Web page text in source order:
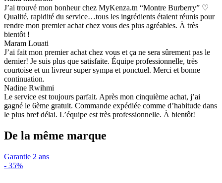
J’ai trouvé mon bonheur chez MyKenza.tn “Montre Burberry” ♡
Qualité, rapidité du service…tous les ingrédients étaient réunis pour
rendre mon premier achat chez vous des plus agréables. À très
bientôt !
Maram Louati
J’ai fait mon premier achat chez vous et ça ne sera sûrement pas le
dernier! Je suis plus que satisfaite. Équipe professionnelle, très
courtoise et un livreur super sympa et ponctuel. Merci et bonne
continuation.
Nadine Rwihmi
Le service est toujours parfait. Après mon cinquième achat, j’ai
gagné le 6ème gratuit. Commande expédiée comme d’habitude dans
le plus bref délai. L’équipe est très professionnelle. À bientôt!
De la même marque
Garantie 2 ans
- 35%